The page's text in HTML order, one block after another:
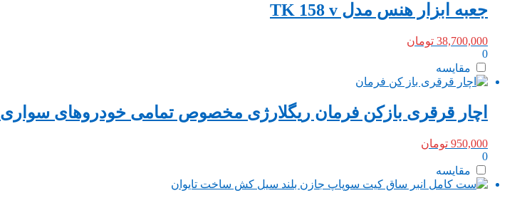
جعبه ابزار هنس مدل TK 158 v
38,700,000 تومان
0
مقایسه
اچار قرقری بازکن فرمان ریگلارژی مخصوص تمامی خودروهای سواری
950,000 تومان
0
مقایسه